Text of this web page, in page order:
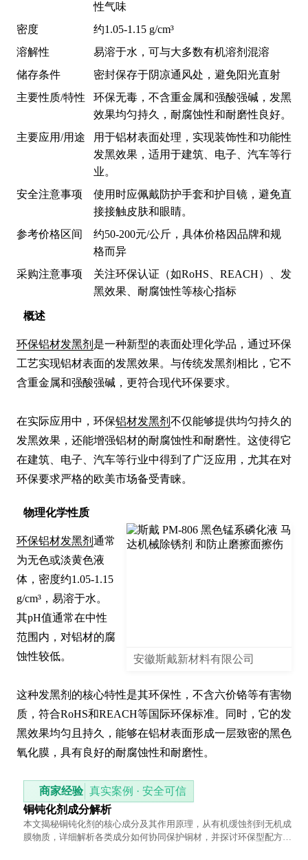
概述
环保铝材发黑剂 是一种新型的表面处理化学品，通过环保
工艺实现铝材表面的发黑效果。与传统发黑剂相比，它不
含重金属和强酸强碱，更符合现代环保要求。
在实际应用中，环保铝材发黑剂 不仅能够提供均匀持久的
发黑效果，还能增强铝材的耐腐蚀性和耐磨性。这使得它
在建筑、电子、汽车等行业中得到了广泛应用，尤其在对
环保要求严格的欧美市场备受青睐。
物理化学性质
安徽斯戴新材料有限公司
环保铝材发黑剂 通常
为无色或淡黄色液
体，密度约1.05-1.15
g/cm³，易溶于水。
其pH值通常在中性
范围内，对铝材的腐
蚀性较低。
这种发黑剂的核心特性是其环保性，不含六价铬等有害物
质，符合RoHS和REACH等国际环保标准。同时，它的发
黑效果均匀且持久，能够在铝材表面形成一层致密的黑色
氧化膜，具有良好的耐腐蚀性和耐磨性。
商家经验 真实案例 · 安全可信
铜钝化剂成分解析
本文揭秘铜钝化剂的核心成分及其作用原理，从有机缓蚀剂到无机成
膜物质，详细解析各类成分如何协同保护铜材，并探讨环保型配方的
性气味
密度
约1.05-1.15 g/cm³
溶解性
易溶于水，可与大多数有机溶剂混溶
储存条件
密封保存于阴凉通风处，避免阳光直射
主要性质/特性
环保无毒，不含重金属和强酸强碱，发黑
效果均匀持久，耐腐蚀性和耐磨性良好。
主要应用/用途
用于铝材表面处理，实现装饰性和功能性
发黑效果，适用于建筑、电子、汽车等行
业。
安全注意事项
使用时应佩戴防护手套和护目镜，避免直
接接触皮肤和眼睛。
参考价格区间
约50-200元/公斤，具体价格因品牌和规
格而异
采购注意事项
关注环保认证（如RoHS、REACH）、发
黑效果、耐腐蚀性等核心指标